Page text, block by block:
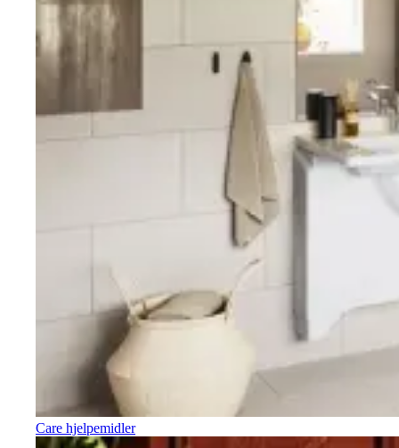
Care hjelpemidler